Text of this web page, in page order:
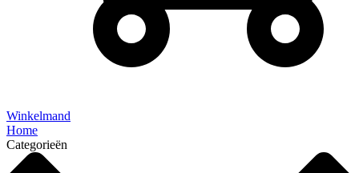
Winkelmand
Home
Categorieën